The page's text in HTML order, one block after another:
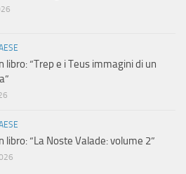
libro: “Trep e i Teus immagini di un
libro: “La Noste Valade: volume 2”